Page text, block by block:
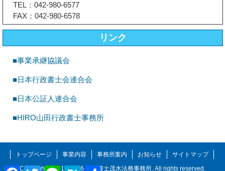
TEL：042-980-6577
FAX：042-980-6578
リンク
■事業承継協議会
■日本行政書士会連合会
■日本公証人連合会
■HIRO山田行政書士事務所
トップページ 事業内容 事務所案内 お知らせ
サイトマップ
Copyright © 2012-2026 行政書士茂木法務事務所. All rights reserved.
Facebook
TwitterLine Hatena共